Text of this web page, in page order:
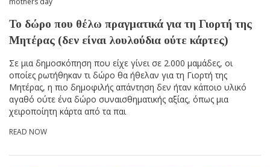
Το δώρο που θέλω πραγματικά για τη Γιορτή της
Μητέρας (δεν είναι λουλούδια ούτε κάρτες)
Σε μια δημοσκόπηση που είχε γίνει σε 2.000 μαμάδες, οι
οποίες ρωτήθηκαν τι δώρο θα ήθελαν για τη Γιορτή της
Μητέρας, η πιο δημοφιλής απάντηση δεν ήταν κάποιο υλικό
αγαθό ούτε ένα δώρο συναισθηματικής αξίας, όπως μια
χειροποίητη κάρτα από τα παι
READ NOW